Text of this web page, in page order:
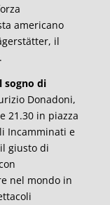
americano
il
sogno di
Donadoni,
21.30 in piazza
Incamminati e
giusto di
nel mondo in